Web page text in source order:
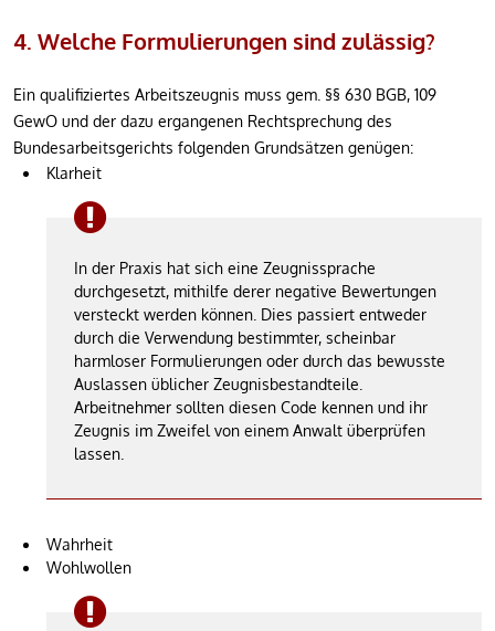
4. Welche Formulierungen sind zulässig?
Ein qualifiziertes Arbeitszeugnis muss gem. §§ 630 BGB, 109
GewO und der dazu ergangenen Rechtsprechung des
Bundesarbeitsgerichts folgenden Grundsätzen genügen:
Klarheit
In der Praxis hat sich eine Zeugnissprache
durchgesetzt, mithilfe derer negative Bewertungen
versteckt werden können. Dies passiert entweder
durch die Verwendung bestimmter, scheinbar
harmloser Formulierungen oder durch das bewusste
Auslassen üblicher Zeugnisbestandteile.
Arbeitnehmer sollten diesen Code kennen und ihr
Zeugnis im Zweifel von einem Anwalt überprüfen
lassen.
Wahrheit
Wohlwollen